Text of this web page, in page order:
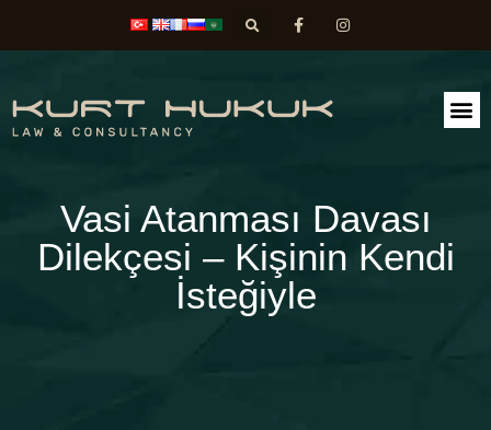
Vasi Atanması Davası
Dilekçesi – Kişinin Kendi
İsteğiyle